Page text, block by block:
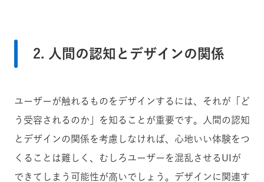
2. 人間の認知とデザインの関係
ユーザーが触れるものをデザインするには、それが「ど
う受容されるのか」を知ることが重要です。人間の認知
とデザインの関係を考慮しなければ、心地いい体験をつ
くることは難しく、むしろユーザーを混乱させるUIが
できてしまう可能性が高いでしょう。デザインに関連す